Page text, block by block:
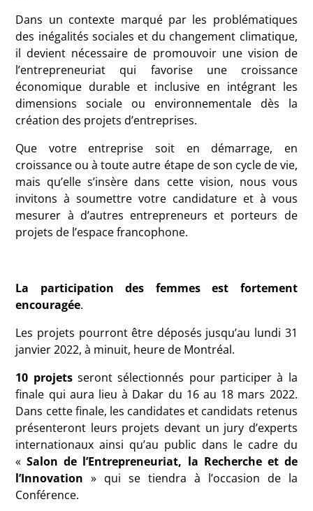
Dans un contexte marqué par les problématiques
des inégalités sociales et du changement climatique,
il devient nécessaire de promouvoir une vision de
l’entrepreneuriat qui favorise une croissance
économique durable et inclusive en intégrant les
dimensions sociale ou environnementale dès la
création des projets d’entreprises.
Que votre entreprise soit en démarrage, en
croissance ou à toute autre étape de son cycle de vie,
mais qu’elle s’insère dans cette vision, nous vous
invitons à soumettre votre candidature et à vous
mesurer à d’autres entrepreneurs et porteurs de
projets de l’espace francophone.
La participation des
femmes est fortement
encouragée.
Les projets pourront être déposés jusqu’au lundi 31
janvier 2022, à minuit, heure de Montréal.
10 projets seront sélectionnés pour participer à la
finale qui aura lieu à Dakar du 16 au 18 mars 2022.
Dans cette finale, les candidates et candidats retenus
présenteront leurs projets devant un jury d’experts
internationaux ainsi qu’au public dans le cadre du
«Salon de l’Entrepreneuriat, la Recherche et de
l’Innovation » qui se tiendra à l’occasion de la
Conférence.